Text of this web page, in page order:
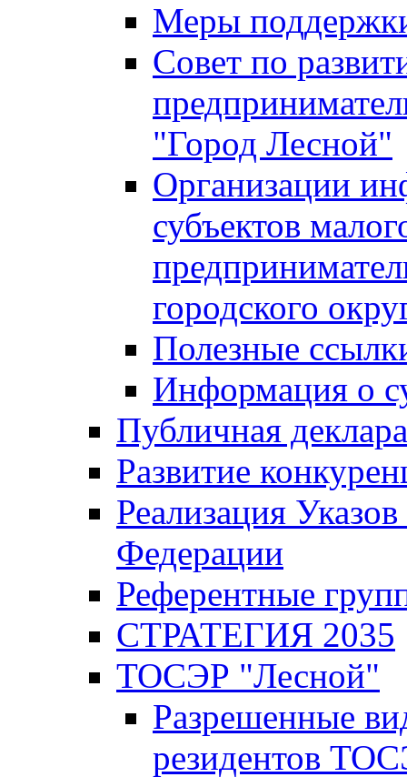
Меры
Совет по
"Город Лесной"
Организации
субъектов
городского
Полезные
Информация о
Публичная
Развитие
Реализация
Федерации
Референтные
СТРАТЕГИЯ 2035
ТОСЭР "Лесной"
Разрешенные
резидентов